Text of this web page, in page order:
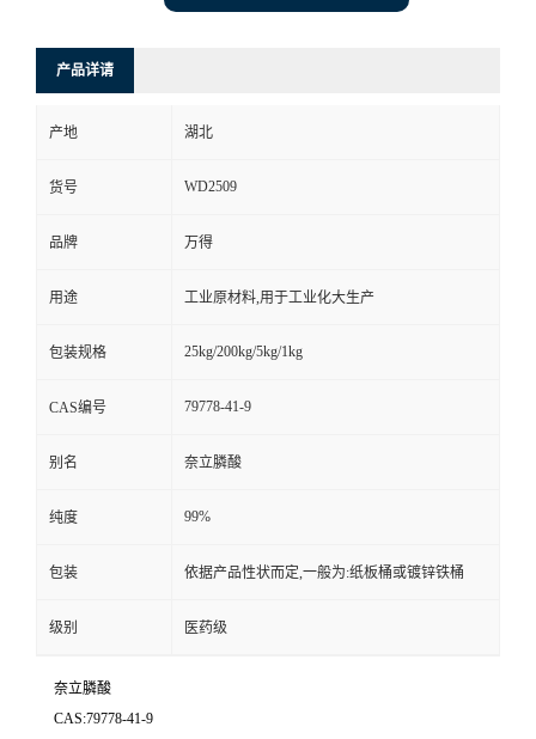
产品详请
产地 湖北
货号 WD2509
品牌 万得
用途 工业原材料,用于工业化大生产
包装规格 25kg/200kg/5kg/1kg
CAS编号 79778-41-9
别名 奈立膦酸
纯度 99%
包装 依据产品性状而定,一般为:纸板桶或镀锌铁桶
级别 医药级
奈立膦酸
CAS:79778-41-9